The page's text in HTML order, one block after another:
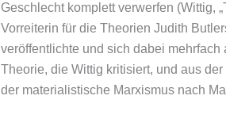
Geschlecht komplett verwerfen (Wittig,
Vorreiterin für die Theorien Judith
veröffentlichte und sich dabei
Theorie, die Wittig kritisiert, und aus
der materialistische Marxismus nach